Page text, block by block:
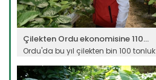
Çilekten Ordu ekonomisine 110...
Ordu'da bu yıl çilekten bin 100 tonluk
Devamını Oku ->